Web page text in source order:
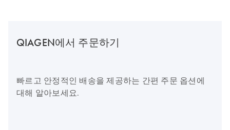
QIAGEN에서 주문하기
빠르고 안정적인 배송을 제공하는 간편 주문 옵션에
대해 알아보세요.